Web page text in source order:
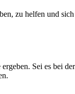
zu helfen und
Sei es bei